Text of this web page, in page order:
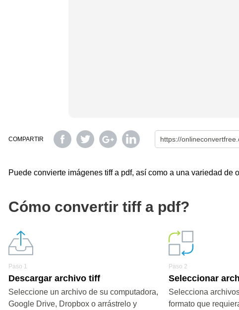
COMPARTIR
Puede convierte imágenes tiff a pdf, así como a una variedad de
Cómo convertir tiff a pdf?
Paso 1
Descargar archivo tiff
Seleccione un archivo de su computadora,
Google Drive, Dropbox o arrástrelo y
Paso 2
Seleccionar
Selecciona
formato que